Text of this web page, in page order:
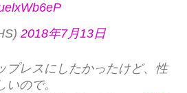
2018年7月13日
プレスにしたかったけど、性
ので。